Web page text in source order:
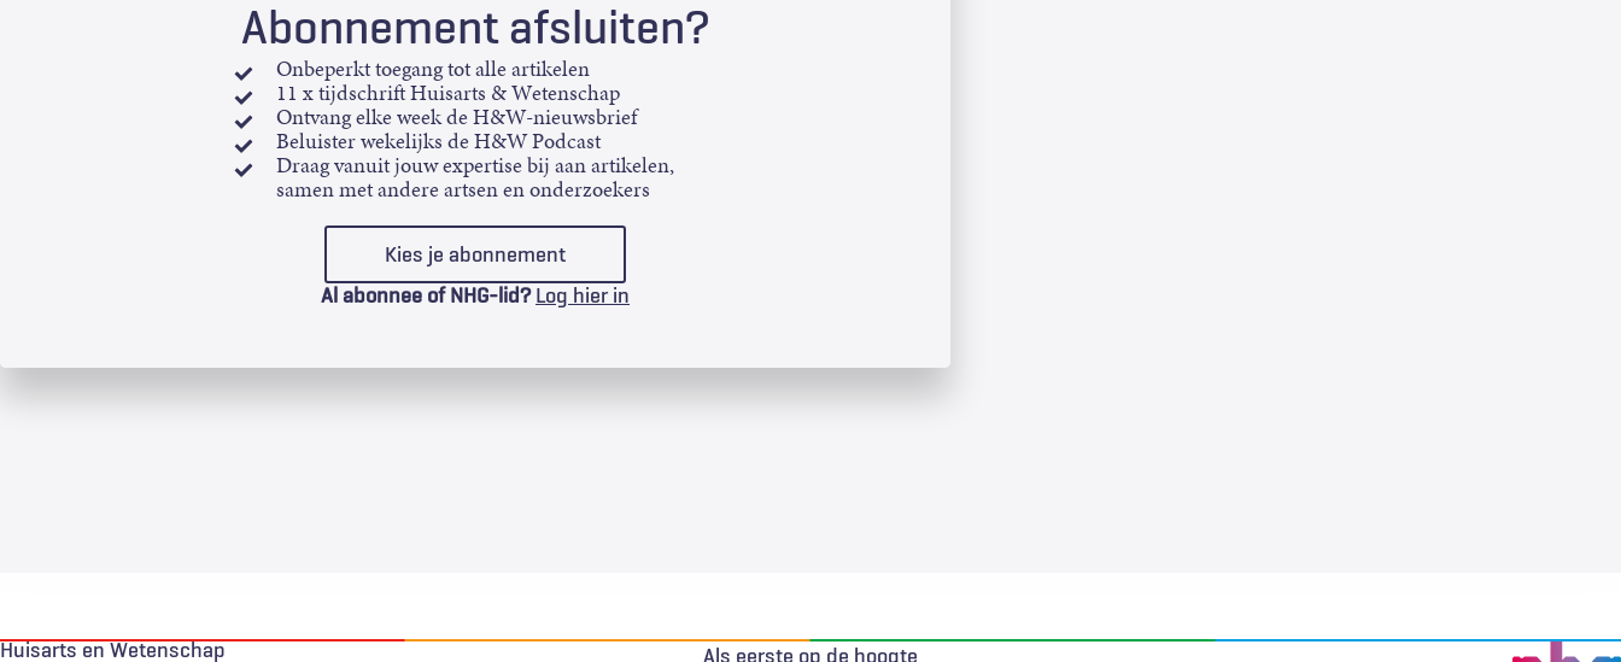
Abonnement afsluiten?
Onbeperkt toegang tot alle artikelen
11 x tijdschrift Huisarts & Wetenschap
Ontvang elke week de H&W-nieuwsbrief
Beluister wekelijks de H&W Podcast
Draag vanuit jouw expertise bij aan artikelen,
samen met andere artsen en onderzoekers
Kies je abonnement
Al abonnee of NHG-lid? Log hier in
Huisarts en Wetenschap Als eerste op de hoogte